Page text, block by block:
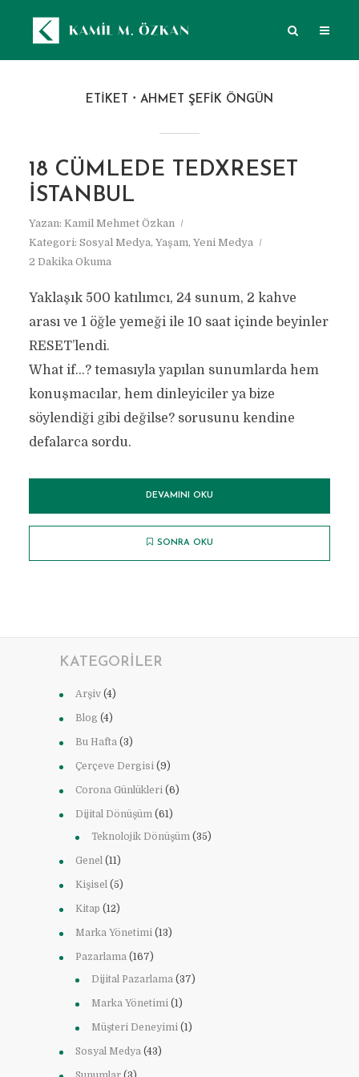
ETIKET AHMET ŞEFIK ÖNGÜN
18 CÜMLEDE TEDXRESET
İSTANBUL
Yazan: Kamil Mehmet Özkan
Kategori: Sosyal Medya, Yaşam, Yeni Medya
2 Dakika Okuma
Yaklaşık 500 katılımcı, 24 sunum, 2 kahve
arası ve 1 öğle yemeği ile 10 saat içinde beyinler
RESET’lendi.
What if...? temasıyla yapılan sunumlarda hem
konuşmacılar, hem dinleyiciler ya bize
söylendiği gibi değilse? sorusunu kendine
defalarca sordu.
DEVAMINI OKU
SONRA OKU
KATEGORILER
Arşiv (4)
Blog (4)
Bu Hafta (3)
Çerçeve Dergisi (9)
Corona Günlükleri (6)
Dijital Dönüşüm (61)
Teknolojik Dönüşüm (35)
Genel (11)
Kişisel (5)
Kitap (12)
Marka Yönetimi (13)
Pazarlama (167)
Dijital Pazarlama (37)
Marka Yönetimi (1)
Müşteri Deneyimi (1)
Sosyal Medya (43)